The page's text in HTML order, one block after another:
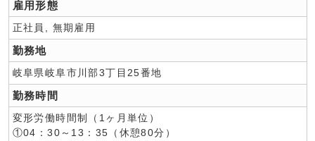
雇用形態
正社員, 無期雇用
勤務地
岐阜県岐阜市川部3丁目25番地
勤務時間
変形労働時間制（1ヶ月単位）
①04：30～13：35（休憩80分）